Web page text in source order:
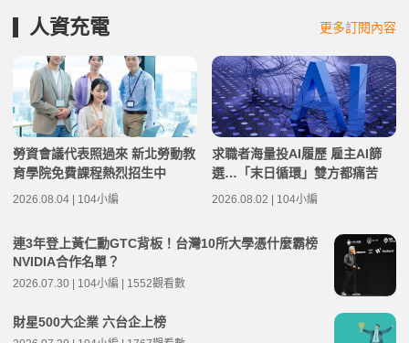
人資充電 更多訂閱內容
勞資會議代表照過來 新北勞動教
育學院免費課程熱烈招生中
2026.08.04 | 104小編
求職者海量投AI履歷 雇主AI篩
選…「末日循環」雙方都痛苦
2026.08.02 | 104小編
連3年登上黃仁勳GTC背板！台灣10所大學憑什麼霸榜
NVIDIA合作名單？
2026.07.30 | 104小編 | 1552觀看數
財星500大企業 六台企上榜